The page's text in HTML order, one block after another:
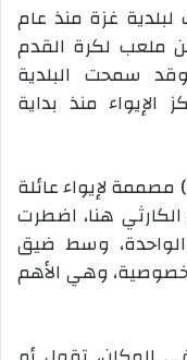
غزة منذ عام
عن ملعب لكرة القدم
دونمات، وقد سمحت البلدية
الإيواء منذ بداية
يذكر أن مساحة الخيمة 16 مترا (4*4) مصممة لإيواء عائلة
هنا، اضطرت
الواحدة، وسط ضيق
وهي الأهم